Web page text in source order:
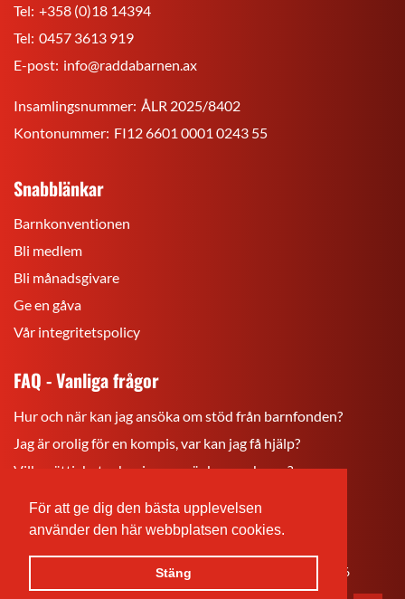
För att ge dig den bästa upplevelsen
använder den här webbplatsen cookies.
Stäng
Tel: +358 (0)18 14394
Tel: 0457 3613 919
E-post: info@raddabarnen.ax
Insamlingsnummer: ÅLR 2025/8402
Kontonummer: FI12 6601 0001 0243 55
Snabblänkar
Barnkonventionen
Bli medlem
Bli månadsgivare
Ge en gåva
Vår integritetspolicy
FAQ - Vanliga frågor
Hur och när kan jag ansöka om stöd från barnfonden?
Jag är orolig för en kompis, var kan jag få hjälp?
Vilka rättigheter har jag som är barn och ung?
Rädda
Barnen
r.f.
Rädda
Barnen
Rädda
Barnen
© Rädda Barnen Åland
24.06.2026& senast uppdaterad 24.06.2026